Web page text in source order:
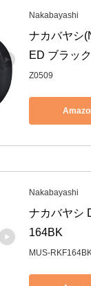
Nakabayashi
ナカバヤシ
ED ブラッ
Z0509
Nakabayashi
ナカバヤシ
164BK
MUS-